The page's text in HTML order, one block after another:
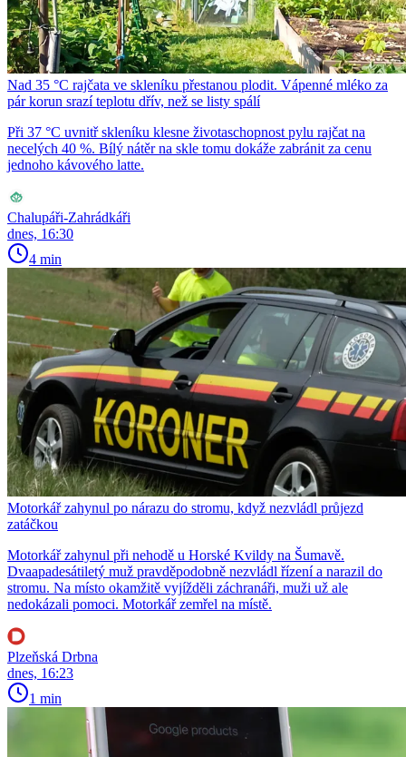
Nad 35 °C rajčata ve skleníku přestanou plodit. Vápenné mléko za
pár korun srazí teplotu dřív, než se listy spálí
Při 37 °C uvnitř skleníku klesne životaschopnost pylu rajčat na
necelých 40 %. Bílý nátěr na skle tomu dokáže zabránit za cenu
jednoho kávového latte.
Chalupáři-Zahrádkáři
dnes, 16:30
4 min
Motorkář zahynul po nárazu do stromu, když nezvládl průjezd
zatáčkou
Motorkář zahynul při nehodě u Horské Kvildy na Šumavě.
Dvaapadesátiletý muž pravděpodobně nezvládl řízení a narazil do
stromu. Na místo okamžitě vyjížděli záchranáři, muži už ale
nedokázali pomoci. Motorkář zemřel na místě.
Plzeňská Drbna
dnes, 16:23
1 min